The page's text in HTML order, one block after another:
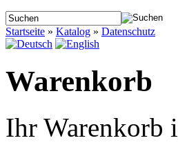
Startseite » Katalog » Datenschutz
Warenkorb
Ihr Warenkorb